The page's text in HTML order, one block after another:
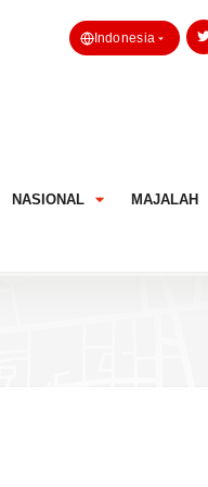
Indonesia
NASIONAL MAJALAH